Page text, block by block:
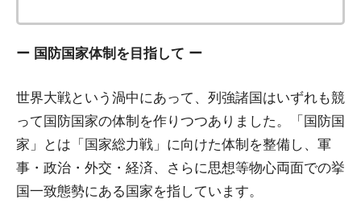
ー 国防国家体制を目指して ー
世界大戦という渦中にあって、列強諸国はいずれも競
って国防国家の体制を作りつつありました。「国防国
家」とは「国家総力戦」に向けた体制を整備し、軍
事・政治・外交・経済、さらに思想等物心両面での挙
国一致態勢にある国家を指しています。